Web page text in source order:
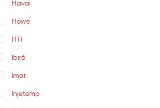
Havai
Howe
HTI
Ibirá
Imar
Injetemp